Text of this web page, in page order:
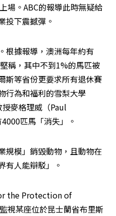
場。ABC的報導此時無疑給
投下震撼彈。
根據報導，澳洲每年約有
稱，其中不到1%的馬匹被
斯等省份更要求所有退休賽
行為和福利的雪梨大學
麥格理威（Paul
匹馬「消失」。
規模」銷毀動物，且動物在
有人能辯駁」。
the Protection of
視某座位於昆士蘭省布里斯